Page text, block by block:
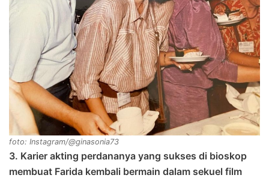
foto: Instagram/@ginasonia73
3. Karier akting perdananya yang sukses di bioskop
membuat Farida kembali bermain dalam sekuel film